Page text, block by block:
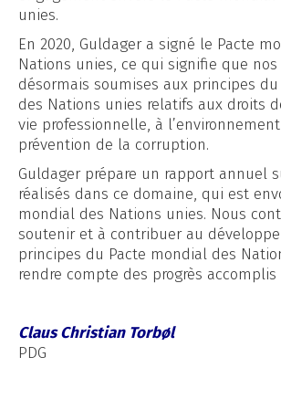
unies.
En 2020, Guldager a signé le Pacte
Nations unies, ce qui signifie que
désormais soumises aux principes
des Nations unies relatifs aux droits
vie professionnelle, à
prévention de la corruption.
Guldager prépare un rapport annuel
réalisés dans ce domaine, qui est
mondial des Nations unies. Nous
soutenir et à contribuer au
principes du Pacte mondial des
rendre compte des progrès
Claus Christian Torbøl
PDG